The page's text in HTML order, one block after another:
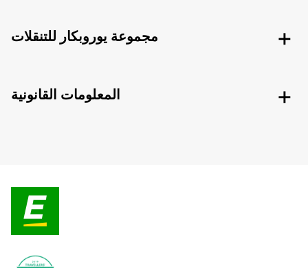
مجموعة يوروبكار للتنقلات
المعلومات القانونية